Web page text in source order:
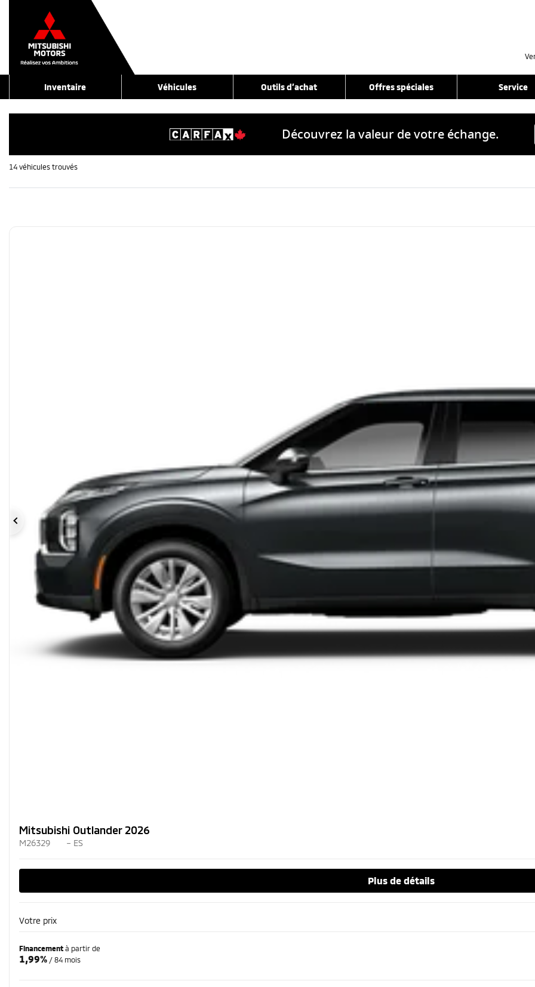
Inventaire Véhicules Outils d’achat Offres spéciales Service
Découvrez la valeur de votre échange.
14 véhicules trouvés
Précédent
Mitsubishi Outlander 2026
M26329 – ES
Plus de détails
Votre prix
Financement à partir de
1,99% / 84 mois